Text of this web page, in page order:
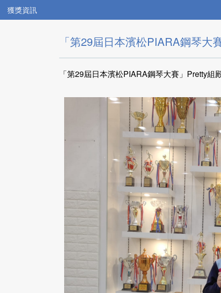
獲獎資訊
「第29屆日本濱松PIARA鋼琴
「第29屆日本濱松PIARA鋼琴大賽」Pretty組